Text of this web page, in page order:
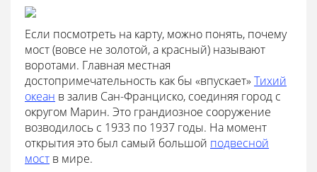
Если посмотреть на карту, можно понять, почему
мост (вовсе не золотой, а красный) называют
воротами. Главная местная
достопримечательность как бы «впускает» Тихий
океан в залив Сан-Франциско, соединяя город с
округом Марин. Это грандиозное сооружение
возводилось с 1933 по 1937 годы. На момент
открытия это был самый большой подвесной
мост в мире.